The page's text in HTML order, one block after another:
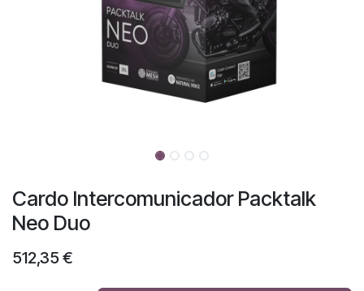
Cardo Intercomunicador Packtalk
Neo Duo
512,35 €